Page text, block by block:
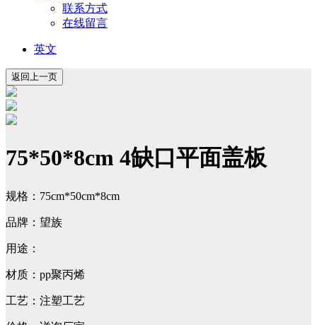
联系方式
在线留言
英文
75*50*8cm 4缺口平面盖板
规格：75cm*50cm*8cm
品牌：望族
用途：
材质：pp聚丙烯
工艺：注塑工艺